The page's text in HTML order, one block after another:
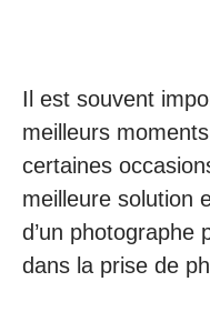
Il est souvent
meilleurs
certaines
meilleure solution
d’un photographe
dans la prise de